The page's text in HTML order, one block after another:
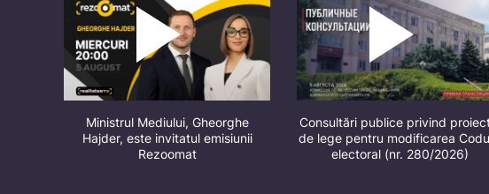
Ministrul Mediului, Gheorghe
Hajder, este invitatul emisiunii
Rezoomat
Consultări publice privind
de lege pentru modificarea
electoral (nr. 280/2026)